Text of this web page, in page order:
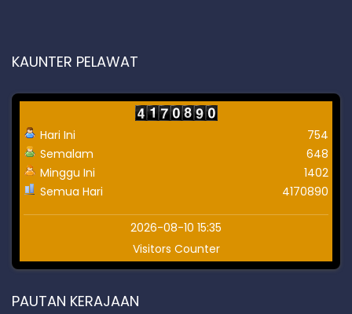
KAUNTER PELAWAT
Hari Ini
Semalam
Minggu Ini
Semua Hari
754
648
1402
4170890
2026-08-10 15:35
Visitors Counter
PAUTAN KERAJAAN